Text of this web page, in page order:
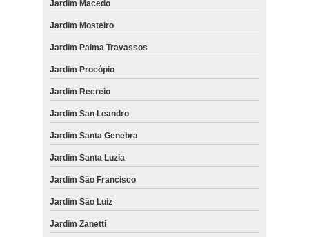
Jardim Macedo
Jardim Mosteiro
Jardim Palma Travassos
Jardim Procópio
Jardim Recreio
Jardim San Leandro
Jardim Santa Genebra
Jardim Santa Luzia
Jardim São Francisco
Jardim São Luiz
Jardim Zanetti